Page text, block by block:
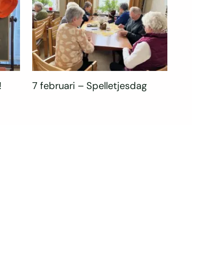
7 februari – Spelletjesdag